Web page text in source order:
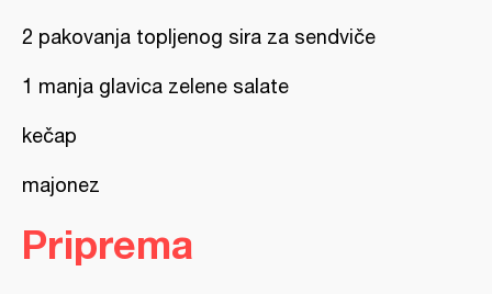
2 pakovanja topljenog sira za sendviče
1 manja glavica zelene salate
kečap
majonez
Priprema